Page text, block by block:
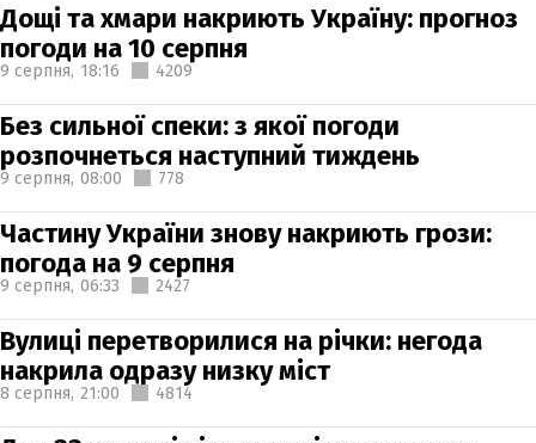
Дощі та хмари накриють Україну: прогноз
погоди на 10 серпня
9 серпня, 18:16 4209
Без сильної спеки: з якої погоди
розпочнеться наступний тиждень
9 серпня, 08:00 778
Частину України знову накриють грози:
погода на 9 серпня
9 серпня, 06:33 2427
Вулиці перетворилися на річки: негода
накрила одразу низку міст
8 серпня, 21:00 4814